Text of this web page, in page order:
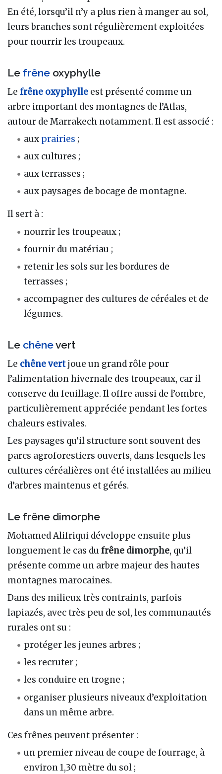
En été, lorsqu’il n’y a plus rien à manger au sol,
leurs branches sont régulièrement exploitées
pour nourrir les troupeaux.
Le frêne oxyphylle
Le frêne oxyphylle est présenté comme un
arbre important des montagnes de l’Atlas,
autour de Marrakech notamment. Il est associé :
aux prairies ;
aux cultures ;
aux terrasses ;
aux paysages de bocage de montagne.
Il sert à :
nourrir les troupeaux ;
fournir du matériau ;
retenir les sols sur les bordures de
terrasses ;
accompagner des cultures de céréales et de
légumes.
Le chênevert
Le chêne vertjoue un grand rôle pour
l’alimentation hivernale des troupeaux, car il
conserve du feuillage. Il offre aussi de l’ombre,
particulièrement appréciée pendant les fortes
chaleurs estivales.
Les paysages qu’il structure sont souvent des
parcs agroforestiers ouverts, dans lesquels les
cultures céréalières ont été installées au milieu
d’arbres maintenus et gérés.
Le frêne dimorphe
Mohamed Alifriqui développe ensuite plus
longuement le cas du frêne dimorphe, qu’il
présente comme un arbre majeur des hautes
montagnes marocaines.
Dans des milieux très contraints, parfois
lapiazés, avec très peu de sol, les communautés
rurales ont su :
protéger les jeunes arbres ;
les recruter ;
les conduire en trogne ;
organiser plusieurs niveaux d’exploitation
dans un même arbre.
Ces frênes peuvent présenter :
un premier niveau de coupe de fourrage, à
environ 1,30 mètre du sol ;